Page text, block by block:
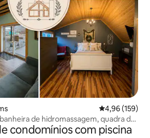
4,96 de uma
4,96 (159)
de hidromassagem, quadra de
condomínios com piscina